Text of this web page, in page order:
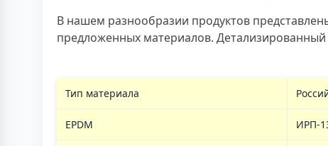
В нашем разнообразии продуктов
предложенных материалов. Детализированный
Тип материала
EPDM ИРП-